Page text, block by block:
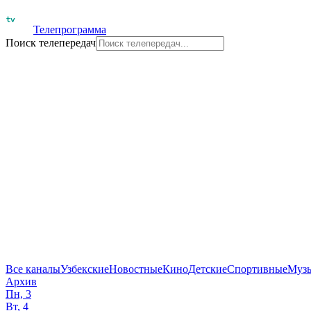
Телепрограмма
Поиск телепередач
Все каналыУзбекскиеНовостныеКиноДетскиеСпортивные
Архив
Пн, 3
Вт, 4